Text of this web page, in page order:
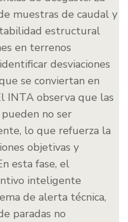
muestras de caudal y
estructural
en terrenos
desviaciones
se conviertan en
INTA observa que las
no ser
lo que refuerza la
objetivas y
esta fase, el
inteligente
de alerta técnica,
paradas no